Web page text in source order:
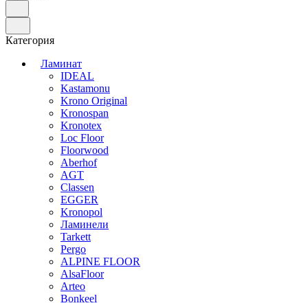
Категория
Ламинат
IDEAL
Kastamonu
Krono Original
Kronospan
Kronotex
Loc Floor
Floorwood
Aberhof
AGT
Classen
EGGER
Kronopol
Ламинели
Tarkett
Pergo
ALPINE FLOOR
AlsaFloor
Arteo
Bonkeel